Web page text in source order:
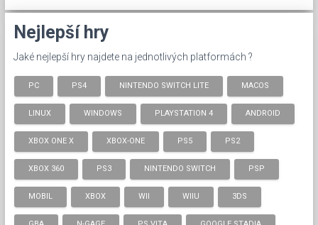
Nejlepší hry
Jaké nejlepší hry najdete na jednotlivých platformách ?
PC PS4 NINTENDO SWITCH LITE MACOS
LINUX WINDOWS PLAYSTATION 4 ANDROID
XBOX ONE X XBOX-ONE PS5 PS2
XBOX 360 PS3 NINTENDO SWITCH PSP
MOBIL XBOX WII WIIU 3DS